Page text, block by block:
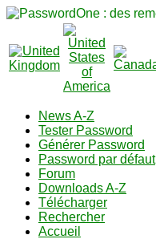
News A-Z
Tester Password
Générer Password
Password par défaut
Forum
Downloads A-Z
Télécharger
Rechercher
Accueil